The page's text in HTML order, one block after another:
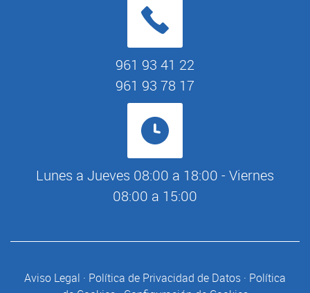
961 93 41 22
961 93 78 17
Lunes a Jueves 08:00 a 18:00 - Viernes
08:00 a 15:00
Aviso Legal · Política de Privacidad de Datos · Política